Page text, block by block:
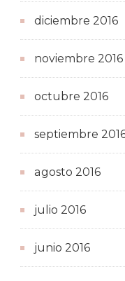
diciembre 2016
noviembre 2016
octubre 2016
septiembre
agosto 2016
julio 2016
junio 2016